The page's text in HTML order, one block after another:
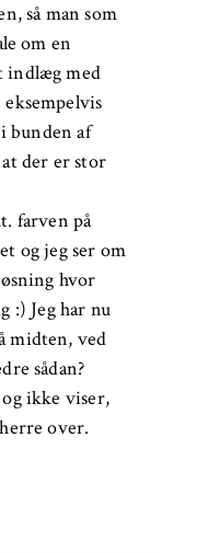
så man som
om en
indlæg med
eksempelvis
bunden af
der er stor
farven på
og jeg ser om
hvor
:) Jeg har nu
midten, ved
sådan?
ikke viser,
over.